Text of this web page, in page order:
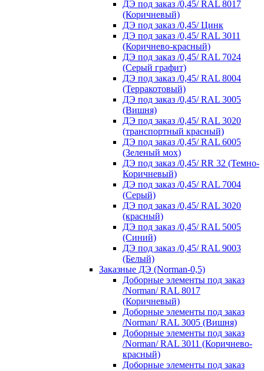
ДЭ под заказ /0,45/ RAL 8017
(Коричневый)
ДЭ под заказ /0,45/ Цинк
ДЭ под заказ /0,45/ RAL 3011
(Коричнево-красный)
ДЭ под заказ /0,45/ RAL 7024
(Серый графит)
ДЭ под заказ /0,45/ RAL 8004
(Терракотовый)
ДЭ под заказ /0,45/ RAL 3005
(Вишня)
ДЭ под заказ /0,45/ RAL 3020
(транспортный красный)
ДЭ под заказ /0,45/ RAL 6005
(Зеленый мох)
ДЭ под заказ /0,45/ RR 32 (Темно-
Коричневый)
ДЭ под заказ /0,45/ RAL 7004
(Серый)
ДЭ под заказ /0,45/ RAL 3020
(красный)
ДЭ под заказ /0,45/ RAL 5005
(Синий)
ДЭ под заказ /0,45/ RAL 9003
(Белый)
Заказные ДЭ (Norman-0,5)
Доборные элементы под заказ
/Norman/ RAL 8017
(Коричневый)
Доборные элементы под заказ
/Norman/ RAL 3005 (Вишня)
Доборные элементы под заказ
/Norman/ RAL 3011 (Коричнево-
красный)
Доборные элементы под заказ